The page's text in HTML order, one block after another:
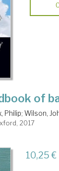
of
Philip; Wilson,
2017
10,25 €